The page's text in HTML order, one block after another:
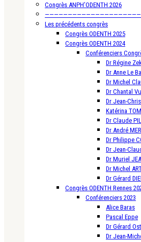
Congrès ANPH’ODENTH 2026
Les précédents congrès
Congrès ODENTH 2025
Congrès ODENTH 2024
Conférenciers
Dr Régine
Dr Anne Le
Dr Michel
Dr Chantal
Dr Jean-
Katérina
Dr Claude
Dr André
Dr Philippe
Dr Jean-
Dr Muriel
Dr Michel
Dr Gérard
Congrès ODENTH Rennes
Conférenciers 2023
Alice Baras
Pascal Eppe
Dr Gérard
Dr Jean-